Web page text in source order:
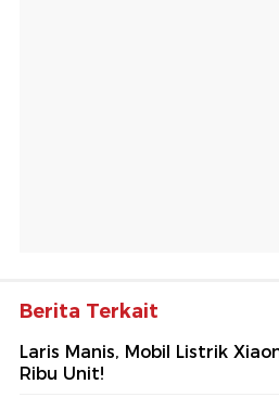
Berita Terkait
Laris Manis, Mobil Listrik
Ribu Unit!